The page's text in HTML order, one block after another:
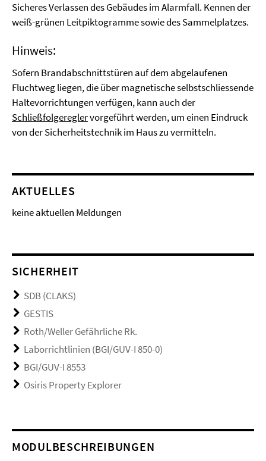
Sicheres Verlassen des Gebäudes im Alarmfall. Kennen der
weiß-grünen Leitpiktogramme sowie des Sammelplatzes.
Hinweis:
Sofern Brandabschnittstüren auf dem abgelaufenen
Fluchtweg liegen, die über magnetische selbstschliessende
Haltevorrichtungen verfügen, kann auch der
Schließfolgereglervorgeführt werden, um einen Eindruck
von der Sicherheitstechnik im Haus zu vermitteln.
AKTUELLES
keine aktuellen Meldungen
SICHERHEIT
SDB (CLAKS)
GESTIS
Roth/Weller Gefährliche Rk.
Laborrichtlinien (BGI/GUV-I 850-0)
BGI/GUV-I 8553
Osiris Property Explorer
MODULBESCHREIBUNGEN